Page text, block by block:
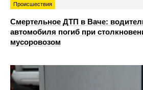
Происшествия
Смертельное ДТП в Ваче:
автомобиля погиб при
мусоровозом